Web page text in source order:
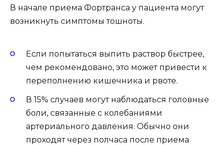
В начале приема Фортранса у пациента могут
возникнуть симптомы тошноты.
Если попытаться выпить раствор быстрее,
чем рекомендовано, это может привести к
переполнению кишечника и рвоте.
В 15% случаев могут наблюдаться головные
боли, связанные с колебаниями
артериального давления. Обычно они
проходят через полчаса после приема